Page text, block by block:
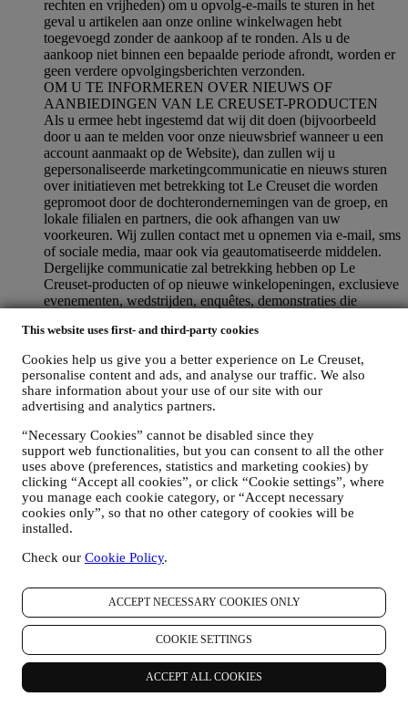
This website uses first- and third-party cookies
Cookies help us give you a better experience on Le Creuset,
personalise content and ads, and analyse our traffic. We also
share information about your use of our site with our
advertising and analytics partners.
“Necessary Cookies” cannot be disabled since they
support web functionalities, but you can consent to all the other
uses above (preferences, statistics and marketing cookies) by
clicking “Accept all cookies”, or click “Cookie settings”, where
you manage each cookie category, or “Accept necessary
cookies only”, so that no other category of cookies will be
installed.
Check our Cookie Policy.
ACCEPT NECESSARY COOKIES ONLY
COOKIE SETTINGS
ACCEPT ALL COOKIES
rechten en vrijheden) om u opvolg-e-mails te sturen in het
geval u artikelen aan onze online winkelwagen hebt
toegevoegd zonder de aankoop af te ronden. Als u de
aankoop niet binnen een bepaalde periode afrondt, worden er
geen verdere opvolgingsberichten verzonden.
OM U TE INFORMEREN OVER NIEUWS OF
AANBIEDINGEN VAN LE CREUSET-PRODUCTEN
Als u ermee hebt ingestemd dat wij dit doen (bijvoorbeeld
door u aan te melden voor onze nieuwsbrief wanneer u een
account aanmaakt op de Website), dan zullen wij u
gepersonaliseerde marketingcommunicatie en nieuws sturen
over initiatieven met betrekking tot Le Creuset die worden
gepromoot door de dochterondernemingen van de groep, en
lokale filialen en partners, die ook afhangen van uw
voorkeuren. Wij zullen contact met u opnemen via e-mail, sms
of sociale media, maar ook via geautomatiseerde middelen.
Dergelijke communicatie zal betrekking hebben op Le
Creuset-producten of op nieuwe winkelopeningen, exclusieve
evenementen, wedstrijden, enquêtes, demonstraties die
aanbiedingen die u misschien leuk vindt. Deze communicatie
op basis van de gegevens die we over u hebben, zoals uw
locatie of uw aankoopgeschiedenis of uw voorkeuren voor
onze producten. Wij zullen uw gegevens gebruiken om uw
interesses beter te begrijpen. Dit stelt ons in staat om onze
communicatie te personaliseren om deze relevanter en
interessanter te maken. Er zullen geen andere gevolgen zijn.
Wij verzamelen ook statistieken over het openen van e-mail
en klikgedrag met behulp van de in de sector gangbare
technologieën om ons te helpen onze nieuwsbrieven te
volgen. Deze verwerking is gebaseerd op uw toestemming
om gepersonaliseerde marketingcommunicatie van ons te
uitgeoefend op de plaatsen waar persoonsgegevens worden
een Le Creuset-account heeft, via het Mijn account-gedeelte
: U kunt het ontvangen van onze
marketingcommunicatie of updates te allen tijde kosteloos
stopzetten via de methoden die bij de communicatie worden
weergegeven (om u bijvoorbeeld af te melden voor de
nieuwsbrief kunt u klikken op de afmeldlink onderaan elke e-
mail). Als u een Le Creuset account hebt, kunt u eenvoudig